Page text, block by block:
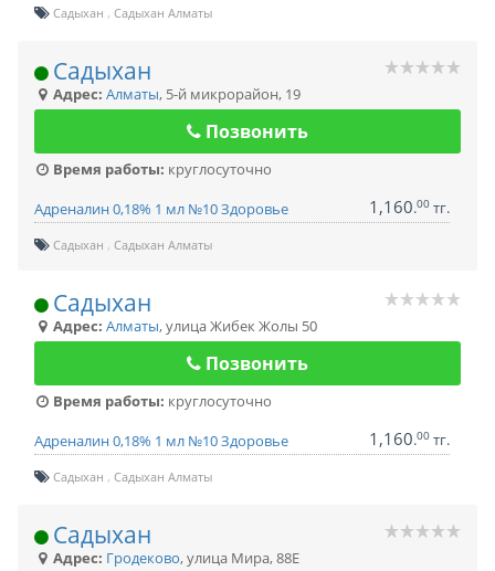
Садыхан Садыхан Алматы
Садыхан
Адрес: Алматы, 5-й микрорайон, 19
Позвонить
Время работы: круглосуточно
Адреналин 0,18% 1 мл №10 Здоровье
1,160.00 тг.
Садыхан Садыхан Алматы
Садыхан
Адрес: Алматы,улица Жибек Жолы 50
Позвонить
Время работы: круглосуточно
Адреналин 0,18% 1 мл №10 Здоровье
1,160.00 тг.
Садыхан Садыхан Алматы
Садыхан
Адрес: Гродеково,улица Мира, 88Е